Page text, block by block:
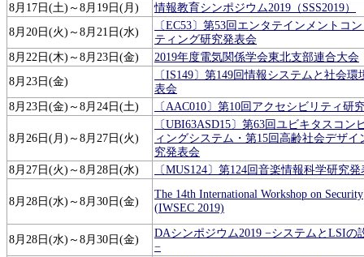
8月17日(土)～8月19日(月)
情報教育シンポジウム2019（SSS2019）
8月20日(火)～8月21日(水)
〔EC53〕第53回エンタテインメントコ
ティング研究発表会
8月22日(木)～8月23日(金)
2019年度電気関係学会東北支部連合大会
8月23日(金)
〔IS149〕第149回情報システムと社会環
表会
8月23日(金)～8月24日(土)
〔AAC010〕第10回アクセシビリティ研
8月26日(月)～8月27日(火)
〔UBI63ASD15〕第63回ユビキタスコン
ィングシステム・第15回高齢社会デザイ
究発表会
8月27日(火)～8月28日(水)
〔MUS124〕第124回音楽情報科学研究発
8月28日(水)～8月30日(金)
The 14th International Workshop on Security
(IWSEC 2019)
8月28日(水)～8月30日(金)
DAシンポジウム2019 −システムとLSIの
−